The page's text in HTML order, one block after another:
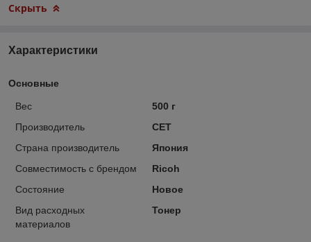
Скрыть
Характеристики
Основные
Вес
500 г
Производитель
CET
Страна производитель
Япония
Совместимость с брендом
Ricoh
Состояние
Новое
Вид расходных
материалов
Тонер